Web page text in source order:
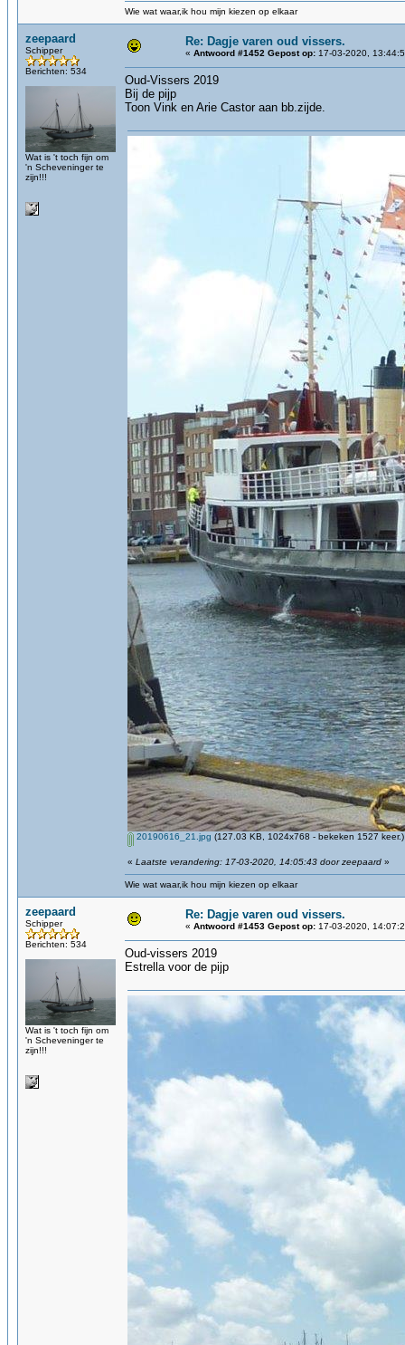
Wie wat waar,ik hou mijn kiezen op elkaar
zeepaard
Schipper
Berichten: 534
Wat is 't toch fijn om
'n Scheveninger te
zijn!!!
Re: Dagje varen oud vissers.
« Antwoord #1452 Gepost op: 17-03-2020,
Oud-Vissers 2019
Bij de pijp
Toon Vink en Arie Castor aan bb.zijde.
20190616_21.jpg (127.03 KB, 1024x768 - bekeken 1527 keer.)
« Laatste verandering: 17-03-2020, 14:05:43 door zeepaard »
Wie wat waar,ik hou mijn kiezen op elkaar
zeepaard
Schipper
Berichten: 534
Wat is 't toch fijn om
'n Scheveninger te
zijn!!!
Re: Dagje varen oud vissers.
« Antwoord #1453 Gepost op: 17-03-2020,
Oud-vissers 2019
Estrella voor de pijp